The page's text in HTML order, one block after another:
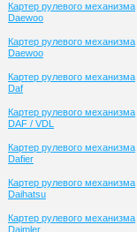
Картер рулевого механизма
Daewoo
Картер рулевого механизма
Daewoo
Картер рулевого механизма
Daf
Картер рулевого механизма
DAF / VDL
Картер рулевого механизма
Dafier
Картер рулевого механизма
Daihatsu
Картер рулевого механизма
Daimler